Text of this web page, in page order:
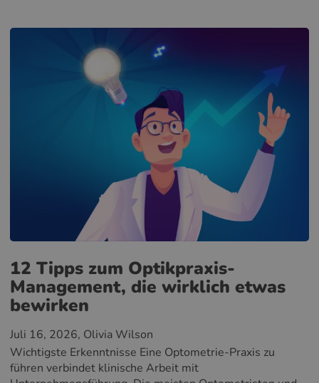
12 Tipps zum Optikpraxis-
Management, die wirklich etwas
bewirken
Juli 16, 2026, Olivia Wilson
Wichtigste Erkenntnisse Eine Optometrie-Praxis zu
führen verbindet klinische Arbeit mit